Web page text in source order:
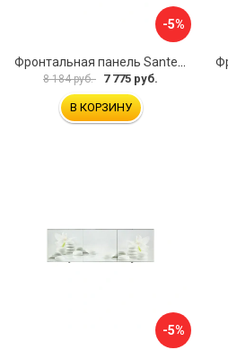
-5%
8 184 руб. 7 775 руб.
В КОРЗИНУ
-5%